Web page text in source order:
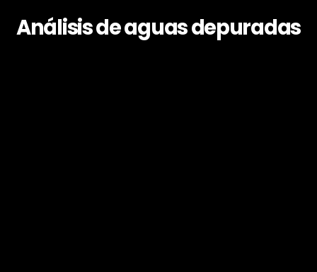
Análisis de aguas depuradas